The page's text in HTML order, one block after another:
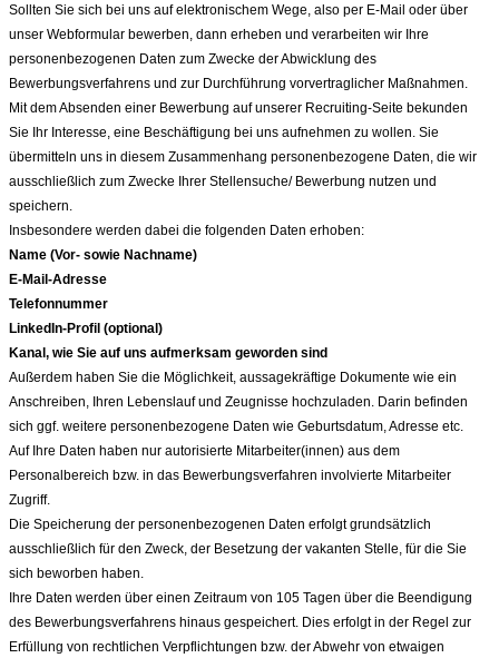
Sollten Sie sich bei uns auf elektronischem Wege, also per E-Mail oder über
unser Webformular bewerben, dann erheben und verarbeiten wir Ihre
personenbezogenen Daten zum Zwecke der Abwicklung des
Bewerbungsverfahrens und zur Durchführung vorvertraglicher Maßnahmen.
Mit dem Absenden einer Bewerbung auf unserer Recruiting-Seite bekunden
Sie Ihr Interesse, eine Beschäftigung bei uns aufnehmen zu wollen. Sie
übermitteln uns in diesem Zusammenhang personenbezogene Daten, die wir
ausschließlich zum Zwecke Ihrer Stellensuche/ Bewerbung nutzen und
speichern.
Insbesondere werden dabei die folgenden Daten erhoben:
Name (Vor- sowie Nachname)
E-Mail-Adresse
Telefonnummer
LinkedIn-Profil (optional)
Kanal, wie Sie auf uns aufmerksam geworden sind
Außerdem haben Sie die Möglichkeit, aussagekräftige Dokumente wie ein
Anschreiben, Ihren Lebenslauf und Zeugnisse hochzuladen. Darin befinden
sich ggf. weitere personenbezogene Daten wie Geburtsdatum, Adresse etc.
Auf Ihre Daten haben nur autorisierte Mitarbeiter(innen) aus dem
Personalbereich bzw. in das Bewerbungsverfahren involvierte Mitarbeiter
Zugriff.
Die Speicherung der personenbezogenen Daten erfolgt grundsätzlich
ausschließlich für den Zweck, der Besetzung der vakanten Stelle, für die Sie
sich beworben haben.
Ihre Daten werden über einen Zeitraum von 105 Tagen über die Beendigung
des Bewerbungsverfahrens hinaus gespeichert. Dies erfolgt in der Regel zur
Erfüllung von rechtlichen Verpflichtungen bzw. der Abwehr von etwaigen